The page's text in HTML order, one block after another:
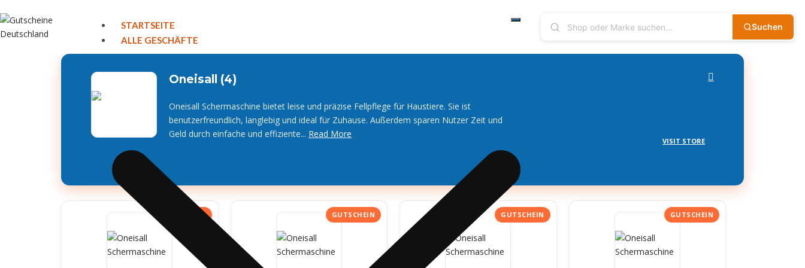
STARTSEITE
ALLE GESCHÄFTE
Suchen
Oneisall (4)
Oneisall Schermaschine bietet leise und präzise Fellpflege für Haustiere. Sie ist
benutzerfreundlich, langlebig und ideal für Zuhause. Außerdem sparen Nutzer Zeit und
Geld durch einfache und effiziente... Read More
VISIT STORE